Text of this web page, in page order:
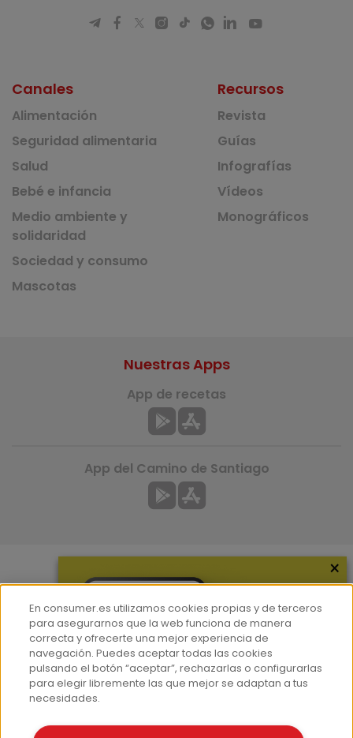
Canales
Alimentación
Seguridad alimentaria
Salud
Bebé e infancia
Medio ambiente y
solidaridad
Sociedad y consumo
Mascotas
Recursos
Revista
Guías
Infografías
Vídeos
Monográficos
Más información
¿Quiénes somos?
Hemeroteca
Contacto
Prensa
Nuestras Apps
App de recetas
App del Camino de Santiago
×
En consumer.es utilizamos cookies propias y de terceros
para asegurarnos que la web funciona de manera
correcta y ofrecerte una mejor experiencia de
navegación. Puedes aceptar todas las cookies
pulsando el botón “aceptar”, rechazarlas o configurarlas
para elegir libremente las que mejor se adaptan a tus
necesidades.